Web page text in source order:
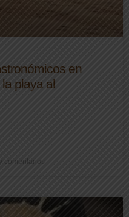
en
playa al
comentarios